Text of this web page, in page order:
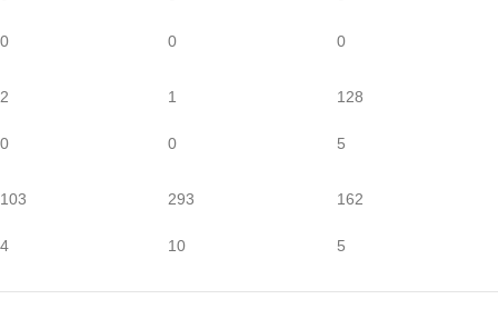
0 0 0
2
0
1
0
128
5
103
4
293
10
162
5